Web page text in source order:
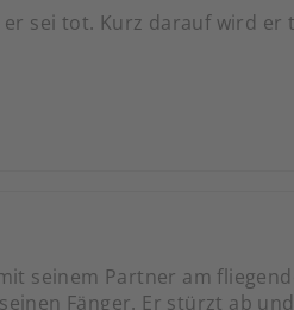
sei tot. Kurz darauf wird er
seinem Partner am
Fänger. Er stürzt ab und